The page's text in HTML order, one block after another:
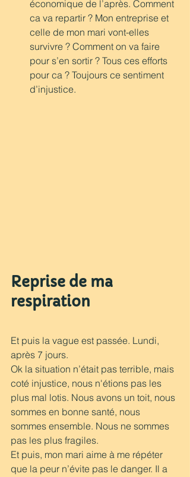
économique de l’après. Comment
ca va repartir ? Mon entreprise et
celle de mon mari vont-elles
survivre ? Comment on va faire
pour s’en sortir ? Tous ces efforts
pour ca ? Toujours ce sentiment
d’injustice.
Reprise de ma
respiration
Et puis la vague est passée. Lundi,
après 7 jours.
Ok la situation n’était pas terrible, mais
coté injustice, nous n'étions pas les
plus mal lotis. Nous avons un toit, nous
sommes en bonne santé, nous
sommes ensemble. Nous ne sommes
pas les plus fragiles.
Et puis, mon mari aime à me répéter
que la peur n’évite pas le danger. Il a